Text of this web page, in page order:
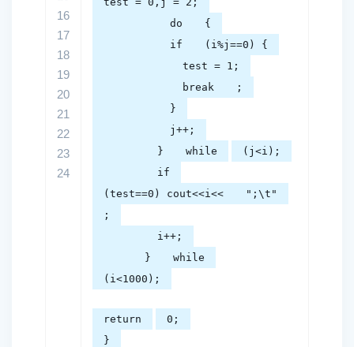
16
17
18
19
20
21
22
23
24
do
{
if
(i%j==0) {
test = 1;
break
;
}
j++;
}
while
(j<i);
if
(test==0) cout<<i<<
";\t"
;
i++;
}
while
(i<1000);
return
0;
}